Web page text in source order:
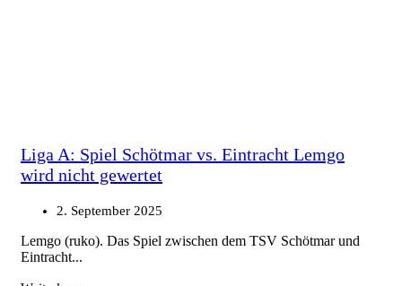
Liga A: Spiel Schötmar vs. Eintracht Lemgo
wird nicht gewertet
2. September 2025
Lemgo (ruko). Das Spiel zwischen dem TSV Schötmar und
Eintracht...